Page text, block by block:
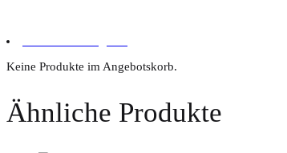
Keine Produkte im Angebotskorb.
Ähnliche Produkte